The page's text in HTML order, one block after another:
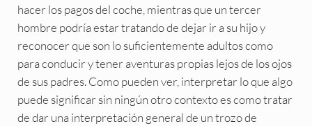
hacer los pagos del coche, mientras que un tercer
hombre podría estar tratando de dejar ir a su hijo y
reconocer que son lo suficientemente adultos como
para conducir y tener aventuras propias lejos de los ojos
de sus padres. Como pueden ver, interpretar lo que algo
puede significar sin ningún otro contexto es como tratar
de dar una interpretación general de un trozo de